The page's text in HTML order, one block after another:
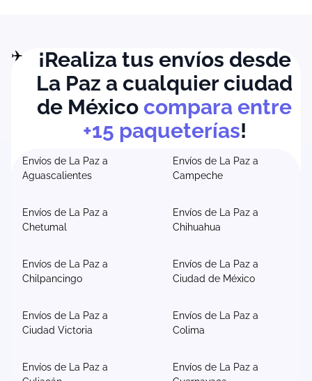
¡Realiza tus envíos desde
La Paz a cualquier ciudad
de México compara entre
+15 paqueterías!
Envíos de La Paz a
Aguascalientes
Envíos de La Paz a
Campeche
Envíos de La Paz a
Chetumal
Envíos de La Paz a
Chihuahua
Envíos de La Paz a
Chilpancingo
Envíos de La Paz a
Ciudad de México
Envíos de La Paz a
Ciudad Victoria
Envíos de La Paz a
Colima
Envíos de La Paz a
Envíos de La Paz a